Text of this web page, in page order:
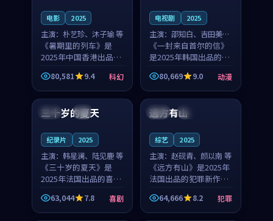
电影 2025
主演： 朴艺珍、沐子瑜 等
《暑期里的列车》是
2025年中国香港出品的
科幻新作，主创团队希
望用城市夜归人的故事
让观众停下来想一想。
朴艺珍领衔，沐子瑜担
任重要角色，郑书延的
80,581 9.4 科幻
电视剧 2025
主演： 邵知白、吉田美琴
等
《一封来自首尔的信》
是2025年韩国出品的动
漫新作，主创团队希望
用高考往事的故事让观
众停下来想一想。邵知
重要角色，谢承南的
80,669 9.0 动漫
法国 4K
三十岁的夏天
纪录片 2025
主演： 韩星澜、陆见鹿 等
《三十岁的夏天》是
2025年法国出品的喜剧
新作，主创团队希望用
深夜电台的故事让观众
停下来想一想。韩星澜
63,044 7.8 喜剧
法国 独播
远方有山
综艺 2025
主演： 赵砚青、颜以南 等
《远方有山》是2025年
法国出品的犯罪新作，
主创团队希望用高校追
梦的故事让观众停下来
想一想。赵砚青领衔，
64,666 8.2 犯罪